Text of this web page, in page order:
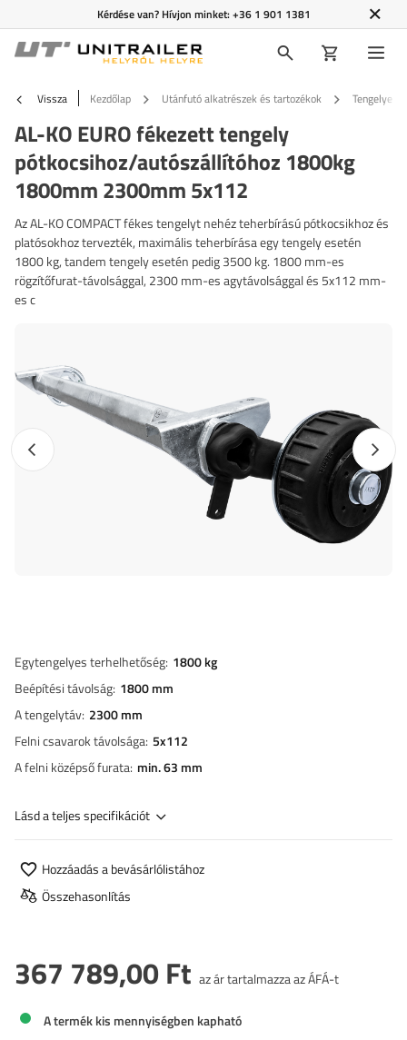
Kérdése van? Hívjon minket:+36 1 901 1381
Vissza Kezdőlap Utánfutó alkatrészek és tartozékok Tengelyek
AL-KO EURO fékezett tengely
pótkocsihoz/autószállítóhoz 1800kg
1800mm 2300mm 5x112
Az AL-KO COMPACT fékes tengelyt nehéz teherbírású pótkocsikhoz és
platósokhoz tervezték, maximális teherbírása egy tengely esetén
1800 kg, tandem tengely esetén pedig 3500 kg. 1800 mm-es
rögzítőfurat-távolsággal, 2300 mm-es agytávolsággal és 5x112 mm-
es c
Előző fotó
Egytengelyes terhelhetőség 1800 kg
Beépítési távolság 1800 mm
A tengelytáv 2300 mm
Felni csavarok távolsága 5x112
A felni középső furata min. 63 mm
Lásd a teljes specifikációt
Hozzáadás a bevásárlólistához
Összehasonlítás
367 789,00 Ft az ár tartalmazza az ÁFÁ-t
A termék kis mennyiségben kapható